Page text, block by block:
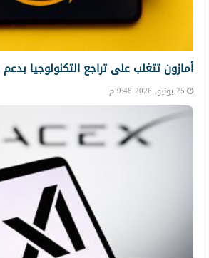
أمازون تتغلب على تراجع التكنولوجيا
25 يونيو, 2026 9:48 م